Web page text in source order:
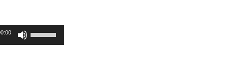
Nuolinäppäimillä